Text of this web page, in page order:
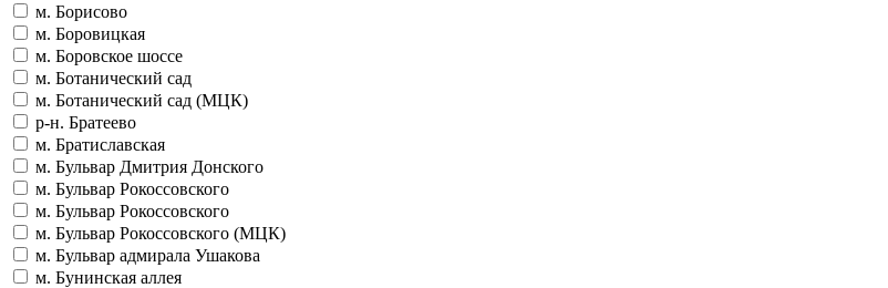
м. Борисово
м. Боровицкая
м. Боровское шоссе
м. Ботанический сад
м. Ботанический сад (МЦК)
р-н. Братеево
м. Братиславская
м. Бульвар Дмитрия Донского
м. Бульвар Рокоссовского
м. Бульвар Рокоссовского
м. Бульвар Рокоссовского (МЦК)
м. Бульвар адмирала Ушакова
м. Бунинская аллея